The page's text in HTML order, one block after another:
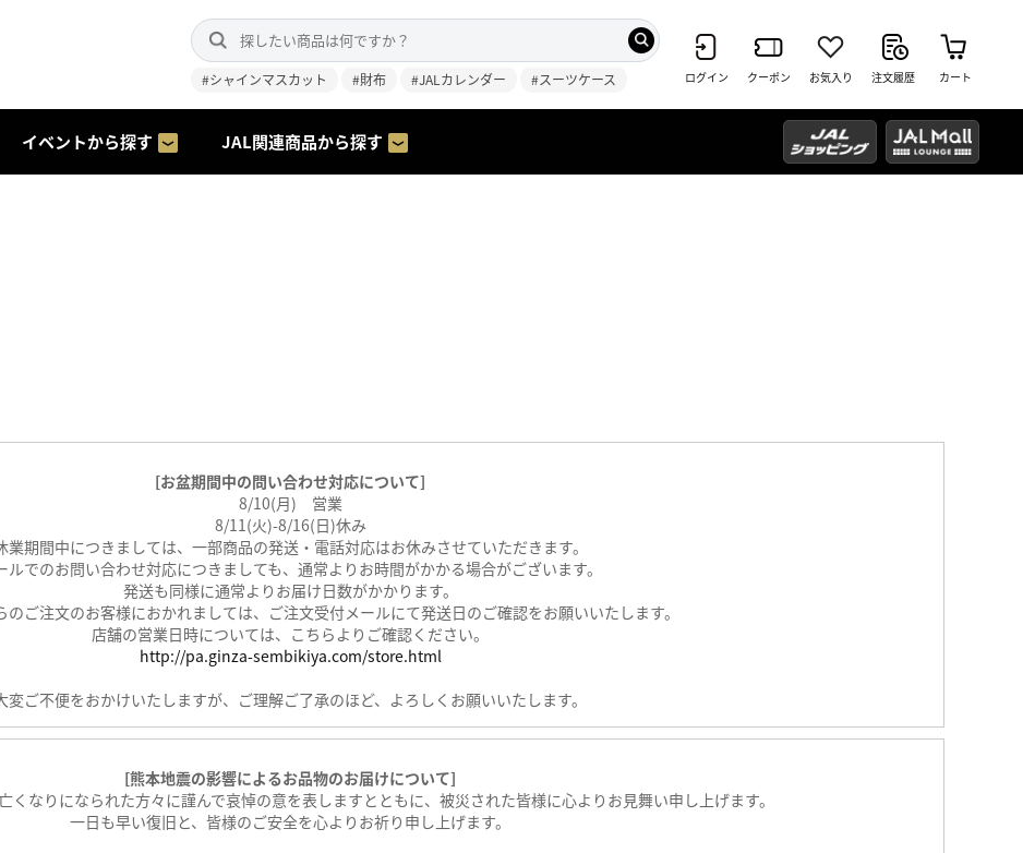
#シャインマスカット #財布 #JALカレンダー #スーツケース ログイン クーポン お気入り 注文履歴 カート
イベントから探す JAL関連商品から探す
[お盆期間中の問い合わせ対応について]
8/10(月) 営業
8/11(火)-8/16(日)休み
業期間中につきましては、一部商品の発送・電話対応はお休みさせていただきます。
ルでのお問い合わせ対応につきましても、通常よりお時間がかかる場合がございます。
発送も同様に通常よりお届け日数がかかります。
のご注文のお客様におかれましては、ご注文受付メールにて発送日のご確認をお願いいたします。
店舗の営業日時については、こちらよりご確認ください。
http://pa.ginza-sembikiya.com/store.html
変ご不便をおかけいたしますが、ご理解ご了承のほど、よろしくお願いいたします。
[熊本地震の影響によるお品物のお届けについて]
くなりになられた方々に謹んで哀悼の意を表しますとともに、被災された皆様に心よりお見舞い申し上げます。
一日も早い復旧と、皆様のご安全を心よりお祈り申し上げます。